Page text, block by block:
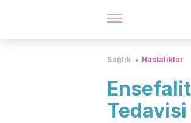
Sağlık Hastalıklar
Tedavisi